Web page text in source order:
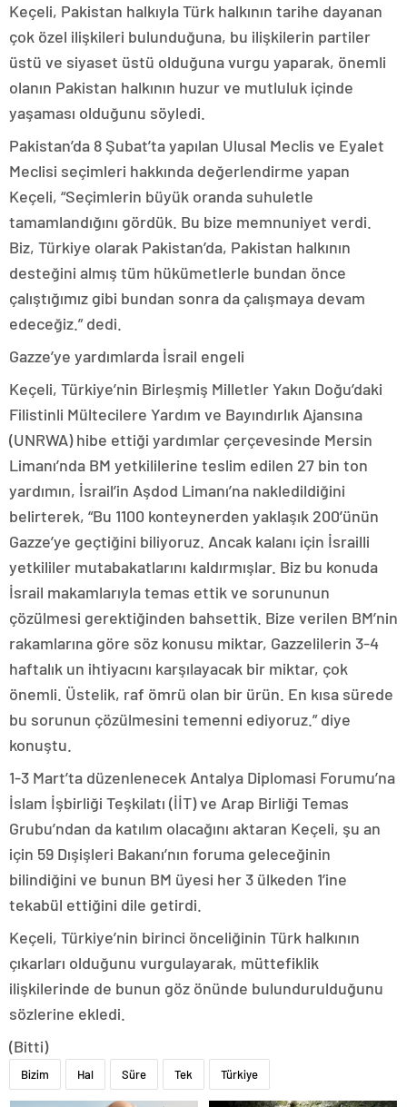
Keçeli, Pakistan halkıyla Türk halkının tarihe dayanan
çok özel ilişkileri bulunduğuna, bu ilişkilerin partiler
üstü ve siyaset üstü olduğuna vurgu yaparak, önemli
olanın Pakistan halkının huzur ve mutluluk içinde
yaşaması olduğunu söyledi.
Pakistan’da 8 Şubat’ta yapılan Ulusal Meclis ve Eyalet
Meclisi seçimleri hakkında değerlendirme yapan
Keçeli, “Seçimlerin büyük oranda suhuletle
tamamlandığını gördük. Bu bize memnuniyet verdi.
Biz, Türkiye olarak Pakistan’da, Pakistan halkının
desteğini almış tüm hükümetlerle bundan önce
çalıştığımız gibi bundan sonra da çalışmaya devam
edeceğiz.” dedi.
Gazze’ye yardımlarda İsrail engeli
Keçeli, Türkiye’nin Birleşmiş Milletler Yakın Doğu’daki
Filistinli Mültecilere Yardım ve Bayındırlık Ajansına
(UNRWA) hibe ettiği yardımlar çerçevesinde Mersin
Limanı’nda BM yetkililerine teslim edilen 27 bin ton
yardımın, İsrail’in Aşdod Limanı’na nakledildiğini
belirterek, “Bu 1100 konteynerden yaklaşık 200’ünün
Gazze’ye geçtiğini biliyoruz. Ancak kalanı için İsrailli
yetkililer mutabakatlarını kaldırmışlar. Biz bu konuda
İsrail makamlarıyla temas ettik ve sorununun
çözülmesi gerektiğinden bahsettik. Bize verilen BM’nin
rakamlarına göre söz konusu miktar, Gazzelilerin 3-4
haftalık un ihtiyacını karşılayacak bir miktar, çok
önemli. Üstelik, raf ömrü olan bir ürün. En kısa sürede
bu sorunun çözülmesini temenni ediyoruz.” diye
konuştu.
1-3 Mart’ta düzenlenecek Antalya Diplomasi Forumu’na
İslam İşbirliği Teşkilatı (İİT) ve Arap Birliği Temas
Grubu’ndan da katılım olacağını aktaran Keçeli, şu an
için 59 Dışişleri Bakanı’nın foruma geleceğinin
bilindiğini ve bunun BM üyesi her 3 ülkeden 1’ine
tekabül ettiğini dile getirdi.
Keçeli, Türkiye’nin birinci önceliğinin Türk halkının
çıkarları olduğunu vurgulayarak, müttefiklik
ilişkilerinde de bunun göz önünde bulundurulduğunu
sözlerine ekledi.
(Bitti)
Bizim Hal Süre Tek Türkiye